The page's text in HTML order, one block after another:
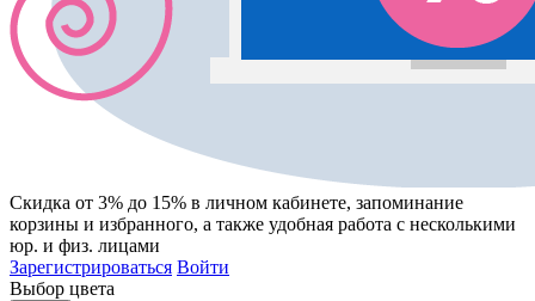
Скидка от 3% до 15% в личном кабинете, запоминание
корзины и избранного, а также удобная работа с несколькими
юр. и физ. лицами
Зарегистрироваться Войти
Выбор цвета